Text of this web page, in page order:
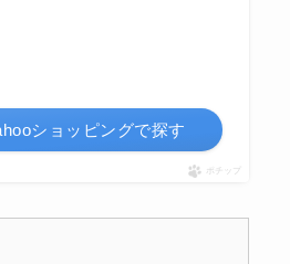
ショッピングで探す
ポチップ